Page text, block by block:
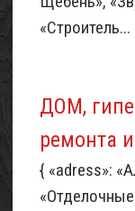
«Строитель...
ДОМ,
ремонта
{ «adress»: